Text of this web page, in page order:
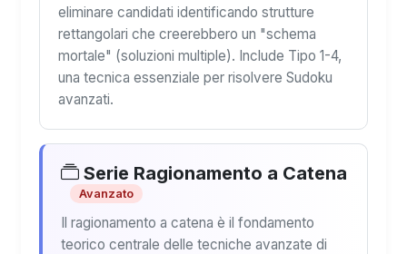
eliminare candidati identificando strutture
rettangolari che creerebbero un "schema
mortale" (soluzioni multiple). Include Tipo 1-4,
una tecnica essenziale per risolvere Sudoku
avanzati.
Serie Ragionamento a Catena
Avanzato
Il ragionamento a catena è il fondamento
teorico centrale delle tecniche avanzate di